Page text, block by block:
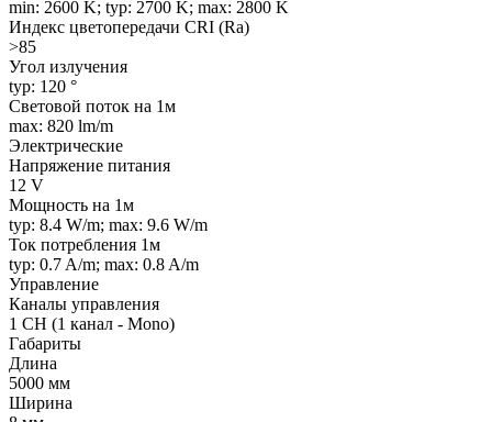
min: 2600 K; typ: 2700 K; max: 2800 K
Индекс цветопередачи CRI (Ra)
>85
Угол излучения
typ: 120 °
Световой поток на 1м
max: 820 lm/m
Электрические
Напряжение питания
12 V
Мощность на 1м
typ: 8.4 W/m; max: 9.6 W/m
Ток потребления 1м
typ: 0.7 A/m; max: 0.8 A/m
Управление
Каналы управления
1 CH (1 канал - Mono)
Габариты
Длина
5000 мм
Ширина